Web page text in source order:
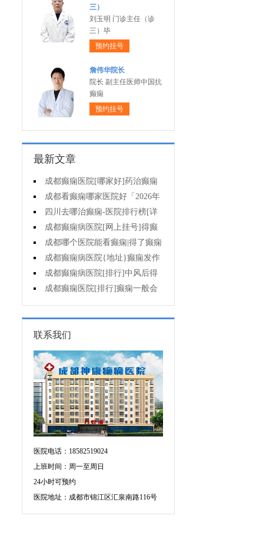
三）
刘玉明 门诊主任（诊
三）毕
预约挂号
詹伟华院长
院长 副主任医师中国抗
癫痫
预约挂号
最新文章
成都癫痫医院[哪家好]药治癫痫
病怎么效果好?
成都看癫痫哪家医院好「2026年
度公布」立冬后癫痫病人应多注意
什么?
四川去哪治癫痫-医院排行榜[详
细排名]四川哪儿能有效治疗癫痫?
成都癫痫病医院[网上挂号]得癫
痫的女性母乳喂养时要注意什么?
成都哪个医院能看癫痫|得了癫痫
会有什么症状?
成都癫痫病医院{地址}癫痫发作
跟哪些因素有关?
成都癫痫病医院[排行]中风后得
的癫痫能治吗
成都癫痫医院[排行]癫痫一般会
出现哪些症状?
联系我们
医院电话：18582519024
上班时间：周一至周日
24小时可预约
医院地址：成都市锦江区汇泉南路116号